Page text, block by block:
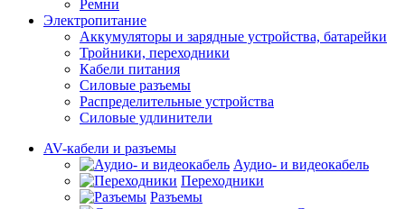
Ремни
Электропитание
Аккумуляторы и зарядные устройства, батарейки
Тройники, переходники
Кабели питания
Силовые разъемы
Распределительные устройства
Силовые удлинители
AV-кабели и разъемы
Аудио- и видеокабель
Переходники
Разъемы